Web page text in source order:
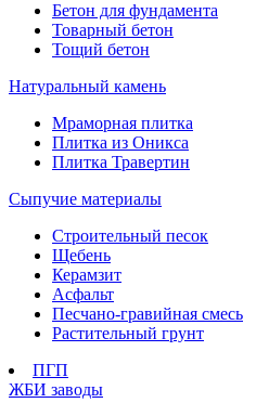
Бетон для фундамента
Товарный бетон
Тощий бетон
Натуральный камень
Мраморная плитка
Плитка из Оникса
Плитка Травертин
Сыпучие материалы
Строительный песок
Щебень
Керамзит
Асфальт
Песчано-гравийная смесь
Растительный грунт
ПГП
ЖБИ заводы